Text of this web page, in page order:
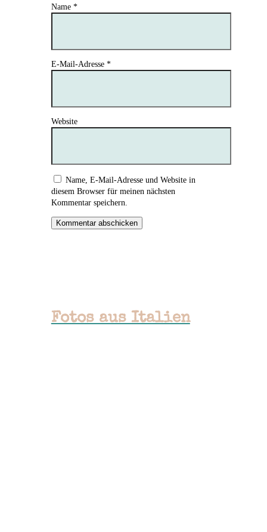
Name *
E-Mail-Adresse *
Website
Name, E-Mail-Adresse und Website in
diesem Browser für meinen nächsten
Kommentar speichern.
Kommentar abschicken
Fotos aus Italien